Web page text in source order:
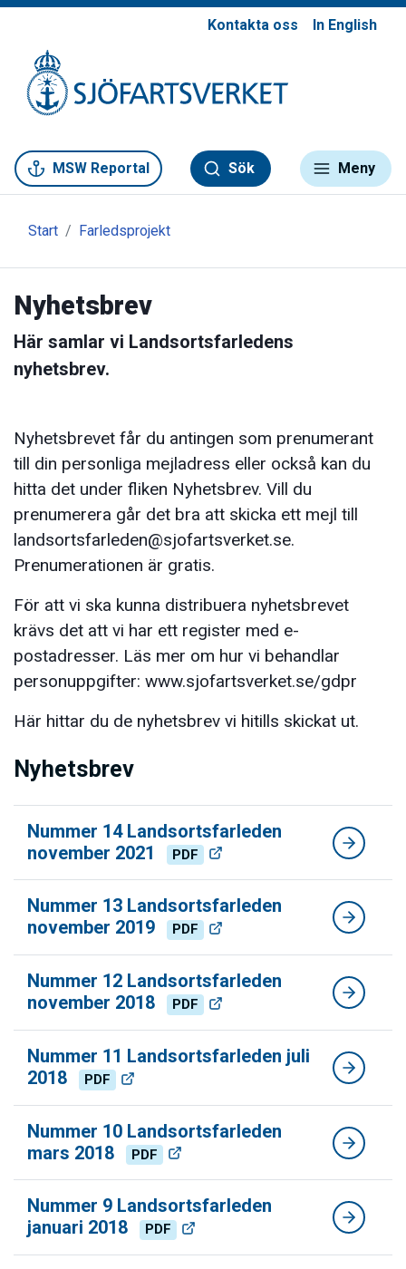
Kontakta oss In English
MSW Reportal Sök Meny
Start Farledsprojekt
Nyhetsbrev
Här samlar vi Landsortsfarledens
nyhetsbrev.
Nyhetsbrevet får du antingen som prenumerant
till din personliga mejladress eller också kan du
hitta det under fliken Nyhetsbrev. Vill du
prenumerera går det bra att skicka ett mejl till
landsortsfarleden@sjofartsverket.se.
Prenumerationen är gratis.
För att vi ska kunna distribuera nyhetsbrevet
krävs det att vi har ett register med e-
postadresser. Läs mer om hur vi behandlar
personuppgifter: www.sjofartsverket.se/gdpr
Här hittar du de nyhetsbrev vi hitills skickat ut.
Nyhetsbrev
Nummer 14 Landsortsfarleden
november 2021
PDF
Nummer 13 Landsortsfarleden
november 2019
PDF
Nummer 12 Landsortsfarleden
november 2018
PDF
Nummer 11 Landsortsfarleden juli
2018
PDF
Nummer 10 Landsortsfarleden
mars 2018
PDF
Nummer 9 Landsortsfarleden
januari 2018
PDF